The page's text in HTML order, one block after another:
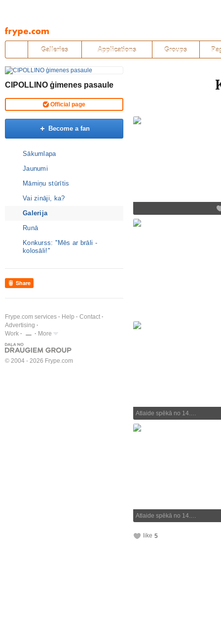
Pāriet
uz
saturu
Galleries Applications Groups
CIPOLLINO ģimenes pasaule
Official page
Become a fan
Sākumlapa
Jaunumi
Māmiņu stūrītis
Vai zināji, ka?
Galerija
Runā
Konkurss: ''Mēs ar brāli -
kolosāli!''
Share
Frype.com services Help
Contact
Advertising
Work
More
© 2004 - 2026 Frype.com
Atlaide spēkā no 14.…
Atlaide spēkā no 14.…
like 5